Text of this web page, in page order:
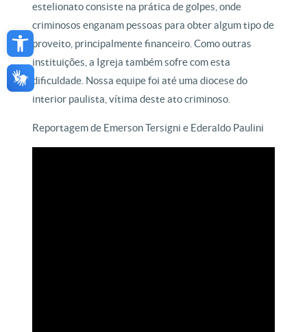
Open toolbar
estelionato consiste na prática de golpes, onde
criminosos enganam pessoas para obter algum tipo de
proveito, principalmente financeiro. Como outras
instituições, a Igreja também sofre com esta
dificuldade. Nossa equipe foi até uma diocese do
interior paulista, vítima deste ato criminoso.
Reportagem de Emerson Tersigni e Ederaldo Paulini